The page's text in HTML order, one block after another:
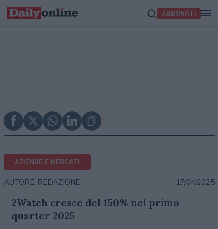
ABBONATI
AZIENDE E MERCATI
AUTORE: REDAZIONE 17/04/2025
2Watch cresce del 150% nel primo
quarter 2025